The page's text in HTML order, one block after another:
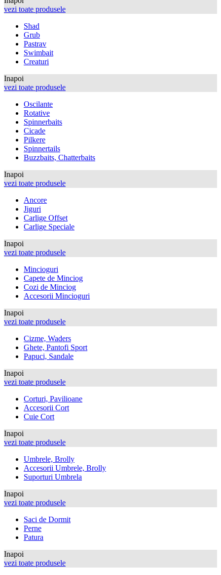
vezi toate produsele
Shad
Grub
Pastrav
Swimbait
Creaturi
Inapoi
vezi toate produsele
Oscilante
Rotative
Spinnerbaits
Cicade
Pilkere
Spinnertails
Buzzbaits, Chatterbaits
Inapoi
vezi toate produsele
Ancore
Jiguri
Carlige Offset
Carlige Speciale
Inapoi
vezi toate produsele
Mincioguri
Capete de Minciog
Cozi de Minciog
Accesorii Mincioguri
Inapoi
vezi toate produsele
Cizme, Waders
Ghete, Pantofi Sport
Papuci, Sandale
Inapoi
vezi toate produsele
Corturi, Pavilioane
Accesorii Cort
Cuie Cort
Inapoi
vezi toate produsele
Umbrele, Brolly
Accesorii Umbrele, Brolly
Suporturi Umbrela
Inapoi
vezi toate produsele
Saci de Dormit
Perne
Patura
Inapoi
vezi toate produsele